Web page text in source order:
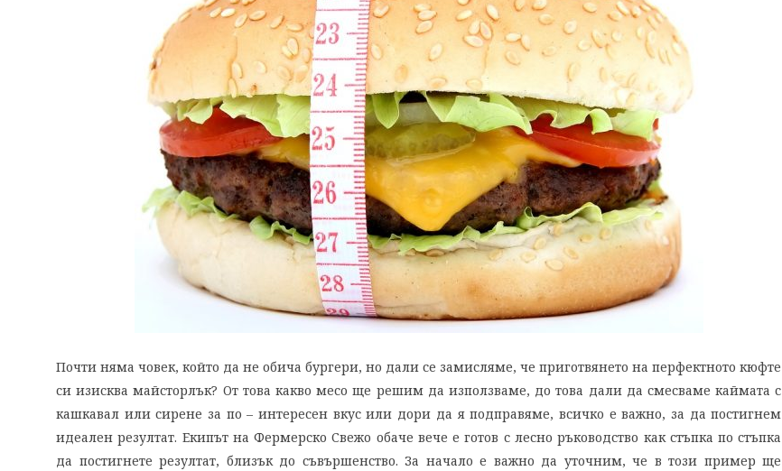
Почти няма човек, който да не обича бургери, но дали се замисляме, че приготвянето на перфектното кюфте
си изисква майсторлък? От това какво месо ще решим да използваме, до това дали да смесваме каймата с
кашкавал или сирене за по – интересен вкус или дори да я подправяме, всичко е важно, за да постигнем
идеален резултат. Екипът на Фермерско Свежо обаче вече е готов с лесно ръководство как стъпка по стъпка
да постигнете резултат, близък до съвършенство. За начало е важно да уточним, че в този пример ще